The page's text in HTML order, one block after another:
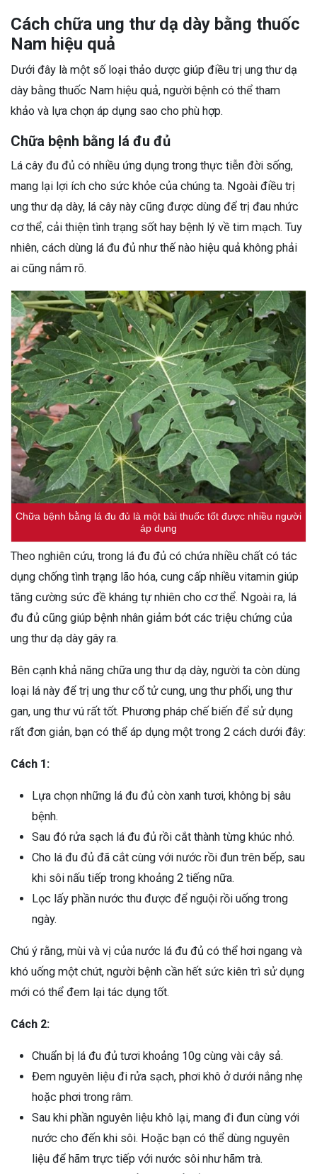
Cách chữa ung thư dạ dày bằng thuốc
Nam hiệu quả
Dưới đây là một số loại thảo dược giúp điều trị ung thư dạ
dày bằng thuốc Nam hiệu quả, người bệnh có thể tham
khảo và lựa chọn áp dụng sao cho phù hợp.
Chữa bệnh bằng lá đu đủ
Lá cây đu đủ có nhiều ứng dụng trong thực tiễn đời sống,
mang lại lợi ích cho sức khỏe của chúng ta. Ngoài điều trị
ung thư dạ dày, lá cây này cũng được dùng để trị đau nhức
cơ thể, cải thiện tình trạng sốt hay bệnh lý về tim mạch. Tuy
nhiên, cách dùng lá đu đủ như thế nào hiệu quả không phải
ai cũng nắm rõ.
Chữa bệnh bằng lá đu đủ là một bài thuốc tốt được nhiều người
áp dụng
Theo nghiên cứu, trong lá đu đủ có chứa nhiều chất có tác
dụng chống tình trạng lão hóa, cung cấp nhiều vitamin giúp
tăng cường sức đề kháng tự nhiên cho cơ thể. Ngoài ra, lá
đu đủ cũng giúp bệnh nhân giảm bớt các triệu chứng của
ung thư dạ dày gây ra.
Bên cạnh khả năng chữa ung thư dạ dày, người ta còn dùng
loại lá này để trị ung thư cổ tử cung, ung thư phổi, ung thư
gan, ung thư vú rất tốt. Phương pháp chế biến để sử dụng
rất đơn giản, bạn có thể áp dụng một trong 2 cách dưới đây:
Cách 1:
Lựa chọn những lá đu đủ còn xanh tươi, không bị sâu
bệnh.
Sau đó rửa sạch lá đu đủ rồi cắt thành từng khúc nhỏ.
Cho lá đu đủ đã cắt cùng với nước rồi đun trên bếp, sau
khi sôi nấu tiếp trong khoảng 2 tiếng nữa.
Lọc lấy phần nước thu được để nguội rồi uống trong
ngày.
Chú ý rằng, mùi và vị của nước lá đu đủ có thể hơi ngang và
khó uống một chút, người bệnh cần hết sức kiên trì sử dụng
mới có thể đem lại tác dụng tốt.
Cách 2:
Chuẩn bị lá đu đủ tươi khoảng 10g cùng vài cây sả.
Đem nguyên liệu đi rửa sạch, phơi khô ở dưới nắng nhẹ
hoặc phơi trong râm.
Sau khi phần nguyên liệu khô lại, mang đi đun cùng với
nước cho đến khi sôi. Hoặc bạn có thể dùng nguyên
liệu để hãm trực tiếp với nước sôi như hãm trà.